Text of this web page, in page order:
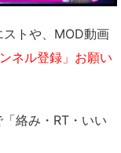
トや、MOD動画
ネル登録」お願い
絡み・RT・いい